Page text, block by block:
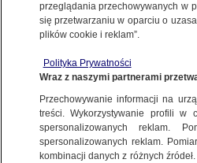
ROBERTA METSOLA
Kolejna kara
Parlamentu
ŚWIAT
Wałęsa
Mówił o Rosji
przeglądania przechowywanych w
się przetwarzaniu w oparciu o
plików cookie i reklam”.
Polityka Prywatności
Wraz z naszymi partnerami
Przechowywanie informacji na
treści. Wykorzystywanie profili w
spersonalizowanych reklam.
spersonalizowanych reklam.
kombinacji danych z różnych